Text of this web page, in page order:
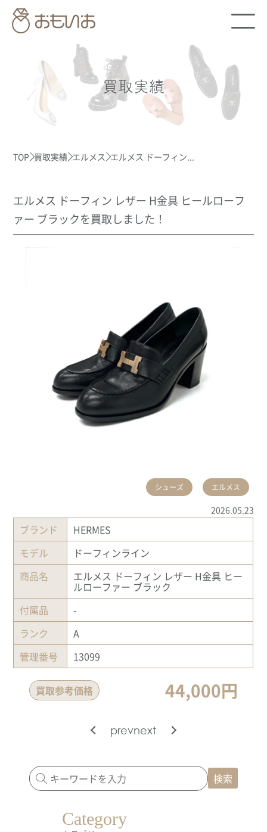
買取実績
TOP 買取実績 エルメス エルメス ドーフィン...
エルメス ドーフィン レザー H金具 ヒールローフ
ァー ブラックを買取しました！
シューズ エルメス
2026.05.23
ブランド
HERMES
モデル
ドーフィンライン
商品名
エルメス ドーフィン レザー H金具 ヒー
ルローファー ブラック
付属品
-
ランク
A
管理番号
13099
買取参考価格 44,000円
prevnext
検索
Category